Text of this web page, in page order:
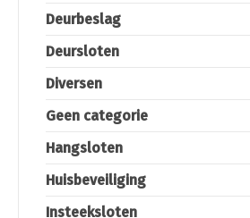
Deurbeslag
Deursloten
Diversen
Geen categorie
Hangsloten
Huisbeveiliging
Insteeksloten